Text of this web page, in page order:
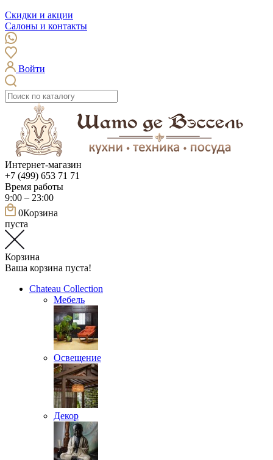
Скидки и акции
Салоны и контакты
Войти
Интернет-магазин
+7 (499) 653 71 71
Время работы
9:00 – 23:00
0Корзина
пуста
Корзина
Ваша корзина пуста!
Chateau Collection
Мебель
Освещение
Декор